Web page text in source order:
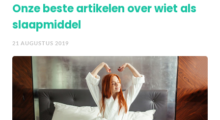
Onze beste artikelen over wiet als
slaapmiddel
21 AUGUSTUS 2019